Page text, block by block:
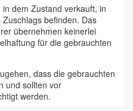
dem Zustand verkauft, in
befinden. Das
übernehmen keinerlei
für die gebrauchten
dass die gebrauchten
und sollten vor
werden.